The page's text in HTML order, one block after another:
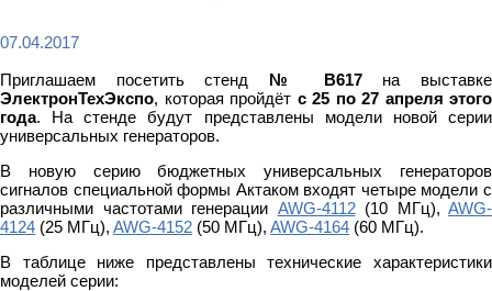
07.04.2017
Приглашаем посетить стенд № В617на выставке
ЭлектронТехЭкспо, которая пройдёт с 25 по 27 апреля этого
года. На стенде будут представлены модели новой серии
универсальных генераторов.
В новую серию бюджетных универсальных генераторов
сигналов специальной формы Актаком входят четыре модели с
различными частотами генерации AWG-4112(10 МГц), AWG-
4124 (25 МГц), AWG-4152 (50 МГц), AWG-4164 (60 МГц).
В таблице ниже представлены технические характеристики
моделей серии: